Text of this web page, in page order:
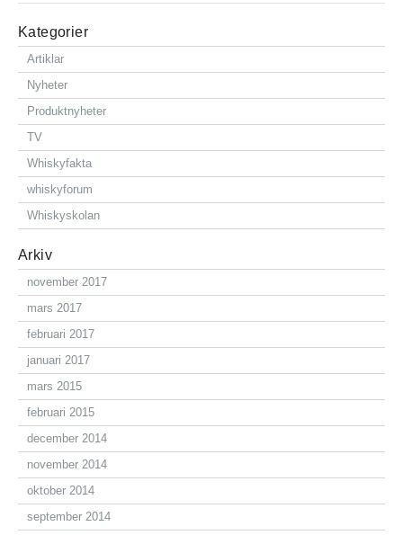
Kategorier
Artiklar
Nyheter
Produktnyheter
TV
Whiskyfakta
whiskyforum
Whiskyskolan
Arkiv
november 2017
mars 2017
februari 2017
januari 2017
mars 2015
februari 2015
december 2014
november 2014
oktober 2014
september 2014